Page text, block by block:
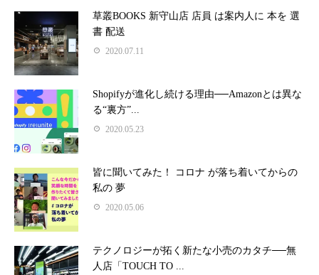
草叢BOOKS 新守山店 店員 は案内人に 本を 選
書 配送
2020.07.11
Shopifyが進化し続ける理由──Amazonとは異な
る“裏方”...
2020.05.23
皆に聞いてみた！ コロナ が落ち着いてからの
私の 夢
2020.05.06
テクノロジーが拓く新たな小売のカタチ──無
人店「TOUCH TO ...